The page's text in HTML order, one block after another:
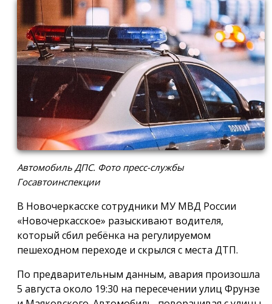
Автомобиль ДПС. Фото пресс-службы
Госавтоинспекции
В Новочеркасске сотрудники МУ МВД России
«Новочеркасское» разыскивают водителя,
который сбил ребёнка на регулируемом
пешеходном переходе и скрылся с места ДТП.
По предварительным данным, авария произошла
5 августа около 19:30 на пересечении улиц Фрунзе